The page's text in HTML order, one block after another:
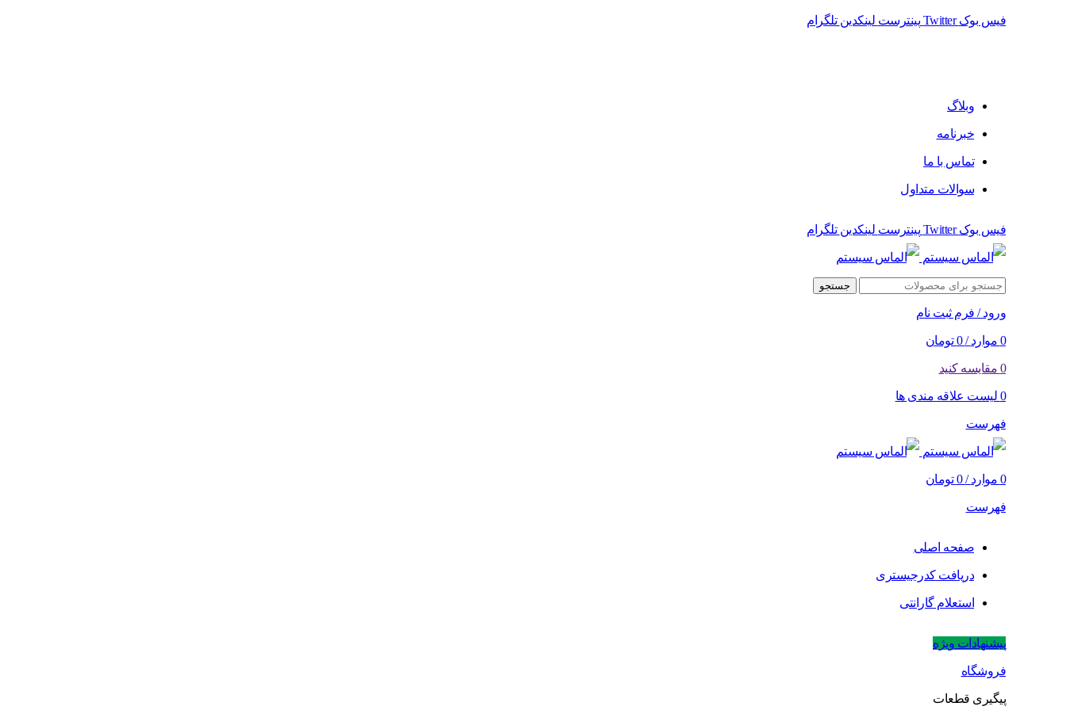
فیس بوک Twitter پینترست لینکدین تلگرام
وبلاگ
خبرنامه
تماس با ما
سوالات متداول
فیس بوک Twitter پینترست لینکدین تلگرام
جستجو
ورود / فرم ثبت نام
0 موارد /
0 تومان
0 مقایسه کنید
0 لیست علاقه مندی ها
فهرست
0 موارد /
0 تومان
فهرست
صفحه اصلی
دریافت کدرجیستری
استعلام گارانتی
پیشنهادات ویژه
فروشگاه
پیگیری قطعات